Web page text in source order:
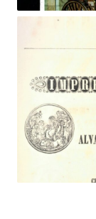
Edição sobre o